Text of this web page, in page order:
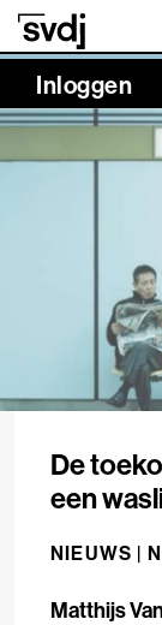
Naar
Inloggen
NaN%
De
een
NIEUWS |
Matthijs